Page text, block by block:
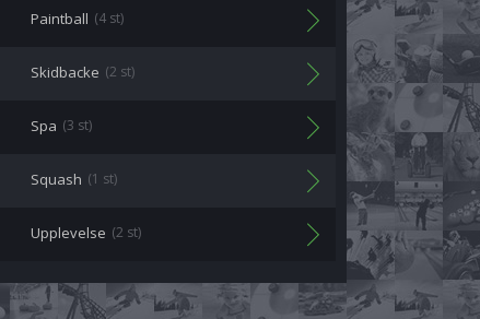
Paintball (4 st)
Skidbacke (2 st)
Spa (3 st)
Squash (1 st)
Upplevelse (2 st)